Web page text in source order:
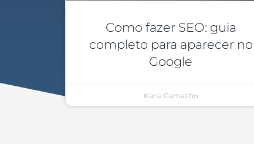
Como fazer SEO: guia
completo para aparecer no
Google
Karla Camacho